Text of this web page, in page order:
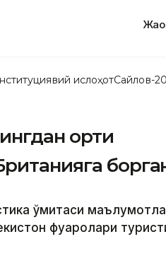
ислоҳотСайлов-
ортиқ
қўмитаси
фуқаролари